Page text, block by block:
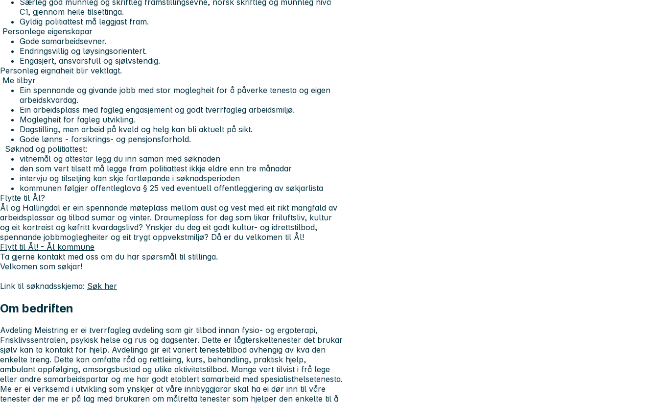
C1, gjennom heile tilsettinga.
Gyldig politiattest må leggjast fram.
Personlege eigenskapar
Gode samarbeidsevner.
Endringsvillig og løysingsorientert.
Engasjert, ansvarsfull og sjølvstendig.
Personleg eignaheit blir vektlagt.
Me tilbyr
Ein spennande og givande jobb med stor moglegheit for å påverke tenesta og eigen
arbeidskvardag.
Ein arbeidsplass med fagleg engasjement og godt tverrfagleg arbeidsmiljø.
Moglegheit for fagleg utvikling.
Dagstilling, men arbeid på kveld og helg kan bli aktuelt på sikt.
Gode lønns - forsikrings- og pensjonsforhold.
Søknad og politiattest:
vitnemål og attestar legg du inn saman med søknaden
den som vert tilsett må legge fram politiattest ikkje eldre enn tre månadar
intervju og tilsetjing kan skje fortløpande i søknadsperioden
kommunen følgjer offentleglova § 25 ved eventuell offentleggjering av søkjarlista
Flytte til Ål?
Ål og Hallingdal er ein spennande møteplass mellom aust og vest med eit rikt mangfald av
arbeidsplassar og tilbod sumar og vinter. Draumeplass for deg som likar friluftsliv, kultur
og eit kortreist og køfritt kvardagslivd? Ynskjer du deg eit godt kultur- og idrettstilbod,
spennande jobbmoglegheiter og eit trygt oppvekstmiljø? Då er du velkomen til Ål!
Flytt til Ål! - Ål kommune
Ta gjerne kontakt med oss om du har spørsmål til stillinga.
Velkomen som søkjar!
Link til søknadsskjema: Søk her
Om bedriften
Avdeling Meistring er ei tverrfagleg avdeling som gir tilbod innan fysio- og ergoterapi,
Frisklivssentralen, psykisk helse og rus og dagsenter. Dette er lågterskeltenester det brukar
sjølv kan ta kontakt for hjelp. Avdelinga gir eit variert tenestetilbod avhengig av kva den
enkelte treng. Dette kan omfatte råd og rettleiing, kurs, behandling, praktisk hjelp,
ambulant oppfølging, omsorgsbustad og ulike aktivitetstilbod. Mange vert tilvist i frå lege
eller andre samarbeidspartar og me har godt etablert samarbeid med spesialisthelsetenesta.
Me er ei verksemd i utvikling som ynskjer at våre innbyggjarar skal ha ei dør inn til våre
tenester der me er på lag med brukaren om målretta tenester som hjelper den enkelte til å